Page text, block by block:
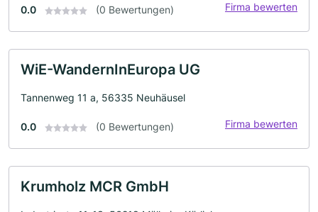
0.0 (0 Bewertungen) Firma bewerten
WiE-WandernInEuropa UG
Tannenweg 11 a, 56335 Neuhäusel
0.0 (0 Bewertungen) Firma bewerten
Krumholz MCR GmbH